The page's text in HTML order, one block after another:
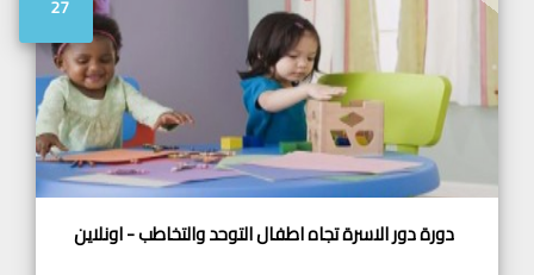
27
دورة دور الاسرة تجاه اطفال التوحد والتخاطب - اونلاين